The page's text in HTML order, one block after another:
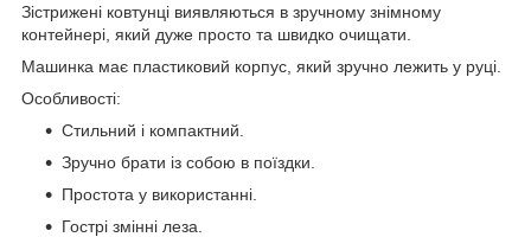
Зістрижені ковтунці виявляються в зручному знімному
контейнері, який дуже просто та швидко очищати.
Машинка має пластиковий корпус, який зручно лежить у руці.
Особливості:
Стильний і компактний.
Зручно брати із собою в поїздки.
Простота у використанні.
Гострі змінні леза.